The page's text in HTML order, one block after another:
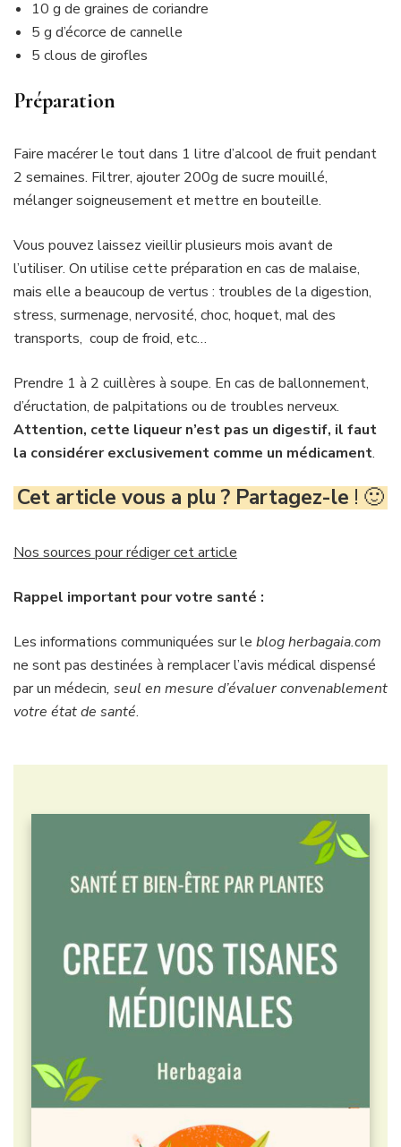
10 g de graines de coriandre
5 g d’écorce de cannelle
5 clous de girofles
Préparation
Faire macérer le tout dans 1 litre d’alcool de fruit pendant
2 semaines. Filtrer, ajouter 200g de sucre mouillé,
mélanger soigneusement et mettre en bouteille.
Vous pouvez laissez vieillir plusieurs mois avant de
l’utiliser. On utilise cette préparation en cas de malaise,
mais elle a beaucoup de vertus : troubles de la digestion,
stress, surmenage, nervosité, choc, hoquet, mal des
transports, coup de froid, etc…
Prendre 1 à 2 cuillères à soupe. En cas de ballonnement,
d’éructation, de palpitations ou de troubles nerveux.
Attention, cette liqueur n’est pas un digestif, il faut
la considérer exclusivement comme un médicament.
Cet article vous a plu ? Partagez-le ! 🙂
Nos sources pour rédiger cet article
Rappel important pour votre santé :
Les informations communiquées sur le blog herbagaia.com
ne sont pas destinées à remplacer l’avis médical dispensé
par un médecin, seul en mesure d’évaluer convenablement
votre état de santé.